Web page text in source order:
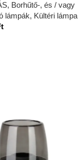
, Borhűtő-, és / vagy
lámpák, Kültéri lámpa